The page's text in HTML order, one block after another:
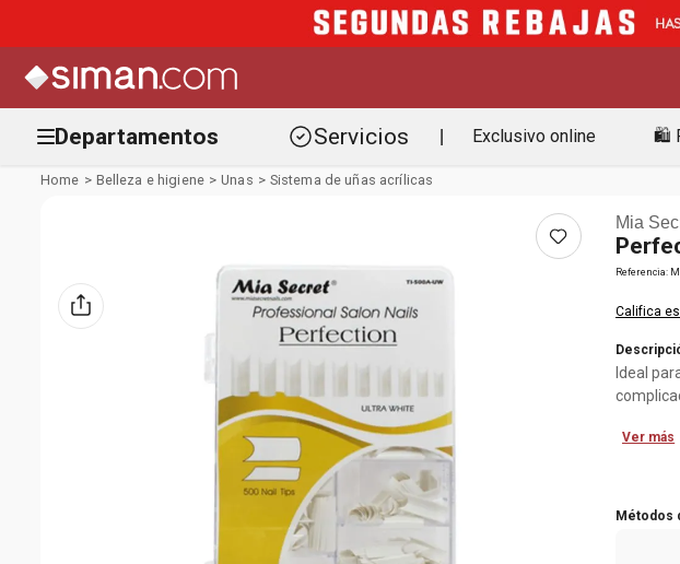
Departamentos Servicios Exclusivo online 🛍️
Belleza e higiene Unas Sistema de uñas acrílicas
Mia
Referencia:
Califica
Ideal
Ver más
Métodos